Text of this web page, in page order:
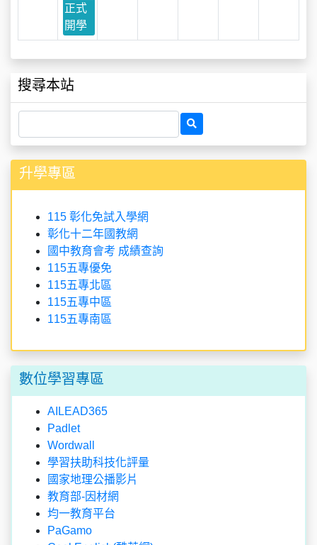
正式
開學
搜尋本站
升學專區
115 彰化免試入學網
彰化十二年國教網
國中教育會考 成績查詢
115五專優免
115五專北區
115五專中區
115五專南區
數位學習專區
AILEAD365
Padlet
Wordwall
學習扶助科技化評量
國家地理公播影片
教育部-因材網
均一教育平台
PaGamo